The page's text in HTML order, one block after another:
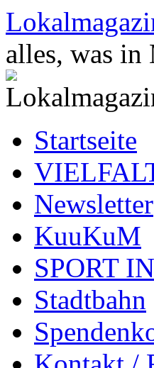
Zum
Inhalt
springen
alles, was
Startseite
Newsletter
KuuKuM
SPORT
Stadtbahn